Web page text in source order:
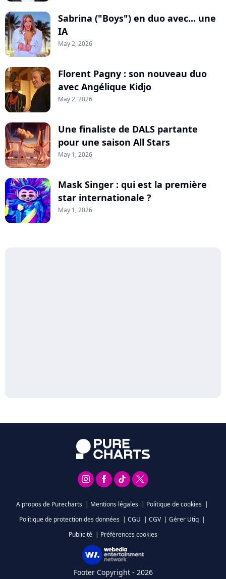
Sabrina ("Boys") en duo avec... une
IA
May 2, 2026
Florent Pagny : son nouveau duo
avec Angélique Kidjo
May 2, 2026
Une finaliste de DALS partante
pour une saison All Stars
May 1, 2026
Mask Singer : qui est la première
star internationale ?
May 1, 2026
A propos de Purecharts | Mentions légales | Politique de cookies |
Politique de protection des données | CGU | CGV | Gérer Utiq |
Publicité | Préférences cookies
Footer Copyright - 2026